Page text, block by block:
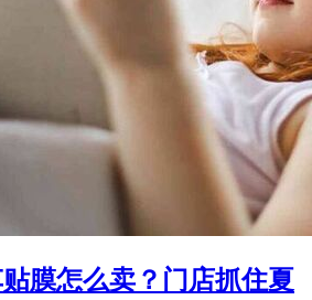
膜怎么卖？门店抓住夏